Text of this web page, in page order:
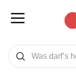
Was wollen Sie suchen
Suchen